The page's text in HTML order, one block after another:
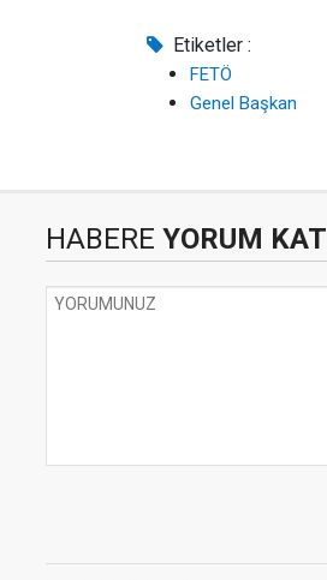
Etiketler :
FETÖ
Genel Başkan
HABERE YORUM KAT